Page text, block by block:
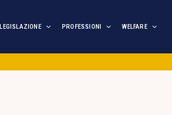
LEGISLAZIONE PROFESSIONI WELFARE